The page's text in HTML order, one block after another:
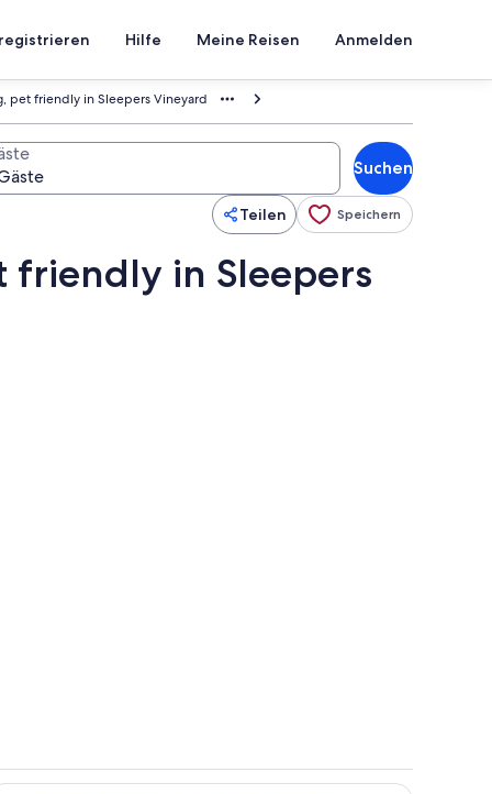
Hilfe Meine Reisen Anmelden
pet friendly in Sleepers Vineyard
Suchen
Teilen Speichern
friendly in Sleepers